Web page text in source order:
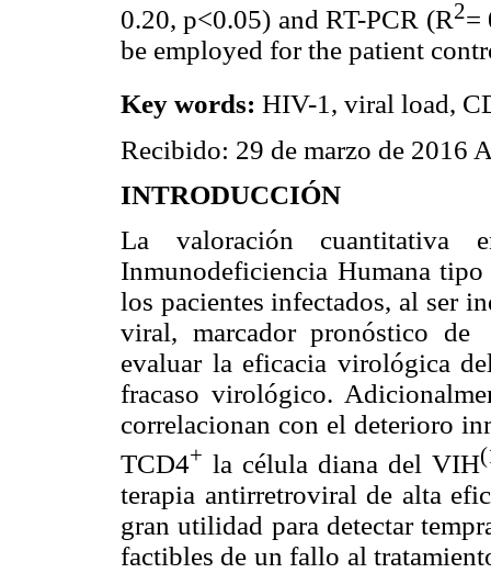
0.20, p<0.05) and RT-PCR (R2=
be employed for the patient
Key words: HIV-1, viral load,
Recibido: 29 de marzo de 2016
INTRODUCCIÓN
La valoración
Inmunodeficiencia Humana
los pacientes infectados, al ser
viral, marcador pronóstico
evaluar la eficacia virológica
fracaso virológico.
correlacionan con el deterioro
TCD4+ la célula diana del VIH
terapia antirretroviral de alta
gran utilidad para detectar
factibles de un fallo al